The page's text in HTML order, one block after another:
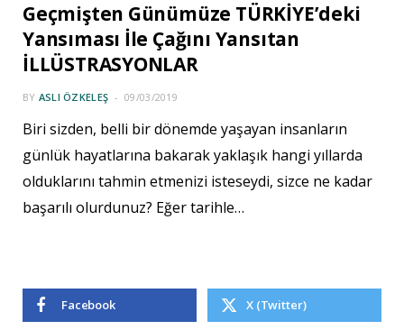
Geçmişten Günümüze TÜRKİYE’deki
Yansıması İle Çağını Yansıtan
İLLÜSTRASYONLAR
BY ASLI ÖZKELEŞ 09/03/2019
Biri sizden, belli bir dönemde yaşayan insanların
günlük hayatlarına bakarak yaklaşık hangi yıllarda
olduklarını tahmin etmenizi isteseydi, sizce ne kadar
başarılı olurdunuz? Eğer tarihle…
Facebook X (Twitter)